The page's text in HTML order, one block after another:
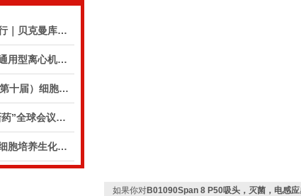
盛夏研途，聚力前行｜贝克曼库尔特生命科学8月活动预告
实验室安全守则：通用型离心机操作与保养的10个要点
邀您参会 | 2026（第十届）细胞外囊泡合规与临床应用大会
邀您参会 | “大国新药”全球会议（CPIC2026）
酶电极技术革新：细胞培养生化分析仪实现精准在线监测
如果你对B01090Span 8 P50吸头，灭菌，电感应